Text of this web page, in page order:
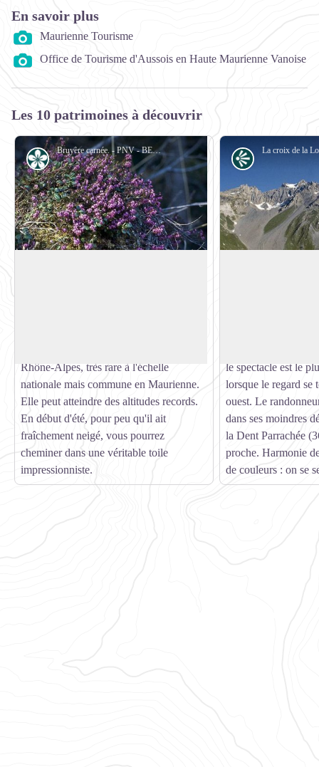
En savoir plus
Maurienne Tourisme
Office de Tourisme d'Aussois en Haute Maurienne Vanoise
Les 10 patrimoines à découvrir
Bruyère carnée. - PNV - BENOÎT Philippe
Flore
Rhône-Alpes, très rare à l'échelle
nationale mais commune en Maurienne.
Elle peut atteindre des altitudes records.
En début d'été, pour peu qu'il ait
fraîchement neigé, vous pourrez
cheminer dans une véritable toile
impressionniste.
Point de vue
le spectacle est le
lorsque le regard se
ouest. Le
dans ses moindres
la Dent Parrachée
proche. Harmonie
de couleurs : on se